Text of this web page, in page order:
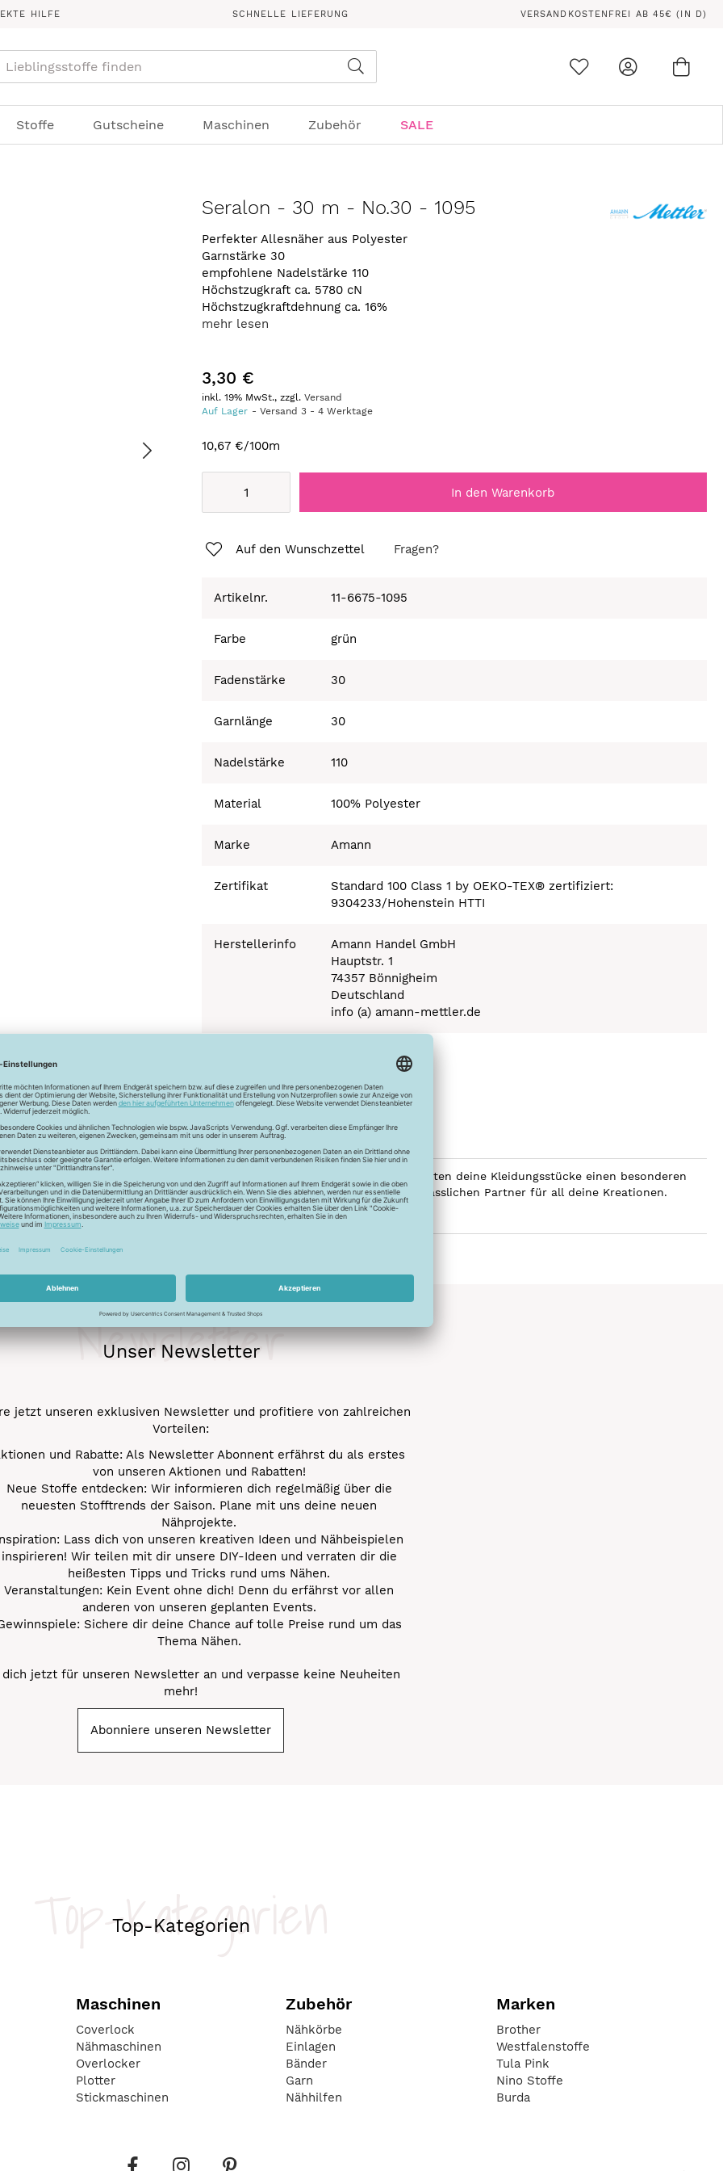
HILFE SCHNELLE LIEFERUNG VERSANDKOSTENFREI AB 45€ (IN D)
Stoffe Gutscheine Maschinen Zubehör SALE
Seralon - 30 m - No.30 - 1095
Perfekter Allesnäher aus Polyester
Garnstärke 30
empfohlene Nadelstärke 110
Höchstzugkraft ca. 5780 cN
Höchstzugkraftdehnung ca. 16%
mehr lesen
3,30 €
inkl. 19% MwSt., zzgl.Versand
Auf Lager
Versand3 -4 Werktage
10,67 €/100m
In den Warenkorb
Auf den Wunschzettel Fragen?
Artikelnr. 11-6675-1095
Farbe grün
Fadenstärke 30
Garnlänge 30
Nadelstärke 110
Material 100% Polyester
Marke Amann
Zertifikat
Standard 100 Class 1 by OEKO-TEX® zertifiziert:
9304233/Hohenstein HTTI
Herstellerinfo
Amann Handel GmbH
Hauptstr. 1
74357 Bönnigheim
Deutschland
info (a) amann-mettler.de
Seide - Kleider machen Leute. Mit dem Universalfaden SERALON erhalten deine Kleidungsstücke einen besonderen
und die idealen Gleiteigenschaftten machen den Allesnäher zum verlässlichen Partner für all deine Kreationen.
werden.
Unser Newsletter
Newsletter
jetzt unseren exklusiven Newsletter und profitiere von zahlreichen
Vorteilen:
und Rabatte: Als Newsletter Abonnent erfährst du als erstes
von unseren Aktionen und Rabatten!
Neue Stoffe entdecken: Wir informieren dich regelmäßig über die
neuesten Stofftrends der Saison. Plane mit uns deine neuen
Nähprojekte.
Lass dich von unseren kreativen Ideen und Nähbeispielen
inspirieren! Wir teilen mit dir unsere DIY-Ideen und verraten dir die
heißesten Tipps und Tricks rund ums Nähen.
Veranstaltungen: Kein Event ohne dich! Denn du erfährst vor allen
anderen von unseren geplanten Events.
Sichere dir deine Chance auf tolle Preise rund um das
Thema Nähen.
dich jetzt für unseren Newsletter an und verpasse keine Neuheiten
mehr!
Abonniere unseren Newsletter
Top-Kategorien
Top-Kategorien
Maschinen
Coverlock
Nähmaschinen
Overlocker
Plotter
Stickmaschinen
Zubehör
Nähkörbe
Einlagen
Bänder
Garn
Nähhilfen
Marken
Brother
Westfalenstoffe
Tula Pink
Nino Stoffe
Burda